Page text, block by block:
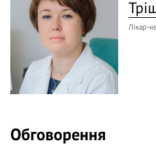
постковідних проявів»
ревматологічні та
постковіду та можливості
Лікар-
Обговорення